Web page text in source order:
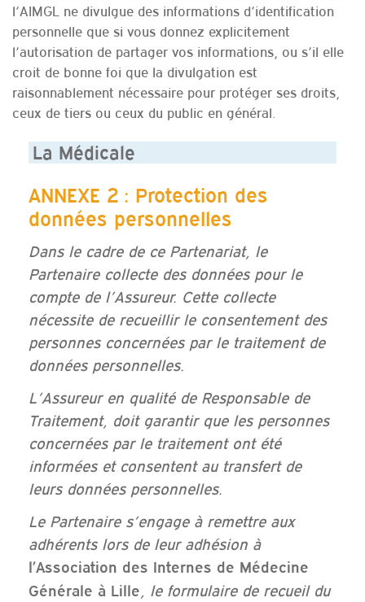
l’AIMGL ne divulgue des informations d’identification
personnelle que si vous donnez explicitement
l’autorisation de partager vos informations, ou s’il elle
croit de bonne foi que la divulgation est
raisonnablement nécessaire pour protéger ses droits,
ceux de tiers ou ceux du public en général.
La Médicale
ANNEXE 2 : Protection des
données personnelles
Dans le cadre de ce Partenariat, le
Partenaire collecte des données pour le
compte de l’Assureur. Cette collecte
nécessite de recueillir le consentement des
personnes concernées par le traitement de
données personnelles.
L’Assureur en qualité de Responsable de
Traitement, doit garantir que les personnes
concernées par le traitement ont été
informées et consentent au transfert de
leurs données personnelles.
Le Partenaire s’engage à remettre aux
adhérents lors de leur adhésion à
l’Association des Internes de Médecine
Générale à Lille , le formulaire de recueil du